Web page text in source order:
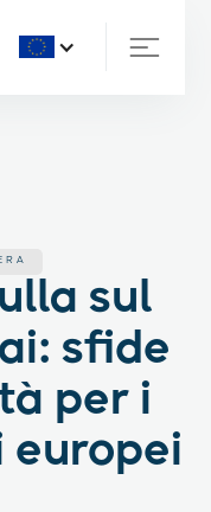
sul
sfide
per i
europei